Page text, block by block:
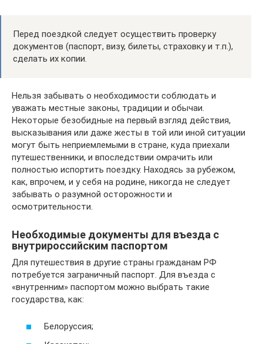
Перед поездкой следует осуществить проверку
документов (паспорт, визу, билеты, страховку и т.п.),
сделать их копии.
Нельзя забывать о необходимости соблюдать и
уважать местные законы, традиции и обычаи.
Некоторые безобидные на первый взгляд действия,
высказывания или даже жесты в той или иной ситуации
могут быть неприемлемыми в стране, куда приехали
путешественники, и впоследствии омрачить или
полностью испортить поездку. Находясь за рубежом,
как, впрочем, и у себя на родине, никогда не следует
забывать о разумной осторожности и
осмотрительности.
Необходимые документы для въезда с
внутрироссийским паспортом
Для путешествия в другие страны гражданам РФ
потребуется заграничный паспорт. Для въезда с
«внутренним» паспортом можно выбрать такие
государства, как:
Белоруссия;